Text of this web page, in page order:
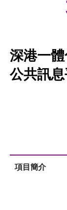
徵求研
項目夥
活動及消
深港一
公共訊
項目簡介